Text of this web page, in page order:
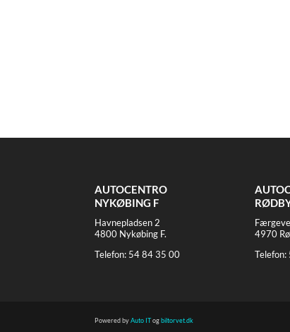
AUTOCENTRO
NYKØBING F
Havnepladsen 2
4800 Nykøbing F.
Telefon: 54 84 35 00
4970
Telefon:
Powered byAuto ITog biltorvet.dk